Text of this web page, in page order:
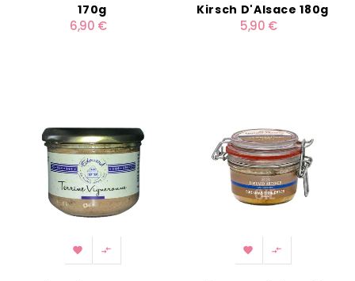
170g
6,90 €
Kirsch D'Alsace 180g
5,90 €
   